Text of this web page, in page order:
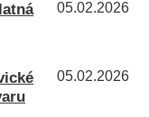
05.02.2026
05.02.2026